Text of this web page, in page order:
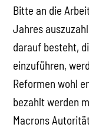
Bitte an die
Jahres
darauf besteht,
einzuführen,
Reformen wohl
bezahlt werden
Macrons